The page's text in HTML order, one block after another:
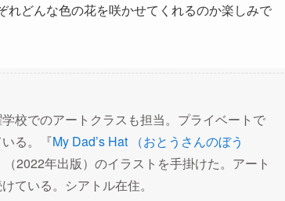
どんな色の花を咲かせてくれるのか楽しみで
校でのアートクラスも担当。プライベートで
る。『My Dad’s Hat （おとうさんのぼう
（2022年出版）のイラストを手掛けた。アート
ている。シアトル在住。